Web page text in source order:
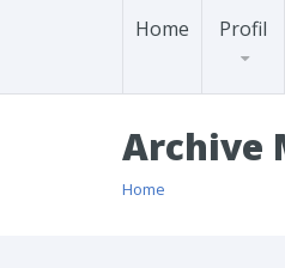
Home Profil
Archive
Home